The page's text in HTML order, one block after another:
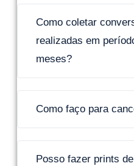
Como coletar
realizadas em
meses?
Como faço para
Posso fazer prints